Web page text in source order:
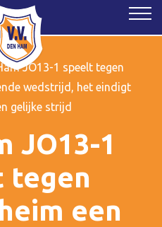
JO13-1 speelt tegen
wedstrijd, het eindigt
gelijke strijd
JO13-1
tegen
een